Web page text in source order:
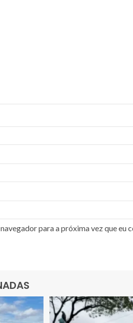
para a próxima vez que eu